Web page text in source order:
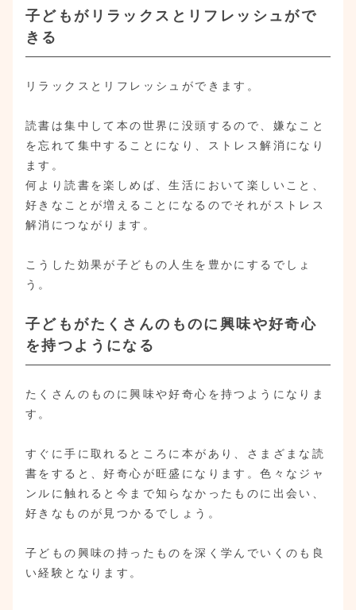
子どもがリラックスとリフレッシュがで
きる
リラックスとリフレッシュができます。
読書は集中して本の世界に没頭するので、嫌なこと
を忘れて集中することになり、ストレス解消になり
ます。
何より読書を楽しめば、生活において楽しいこと、
好きなことが増えることになるのでそれがストレス
解消につながります。
こうした効果が子どもの人生を豊かにするでしょ
う。
子どもがたくさんのものに興味や好奇心
を持つようになる
たくさんのものに興味や好奇心を持つようになりま
す。
すぐに手に取れるところに本があり、さまざまな読
書をすると、好奇心が旺盛になります。色々なジャ
ンルに触れると今まで知らなかったものに出会い、
好きなものが見つかるでしょう。
子どもの興味の持ったものを深く学んでいくのも良
い経験となります。